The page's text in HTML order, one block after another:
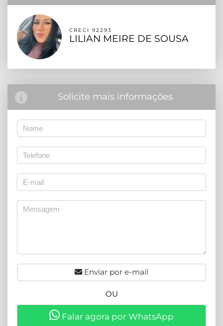
CRECI 92293
LILIAN MEIRE DE SOUSA
Solicite mais informações
Enviar por e-mail
OU
Falar agora por WhatsApp